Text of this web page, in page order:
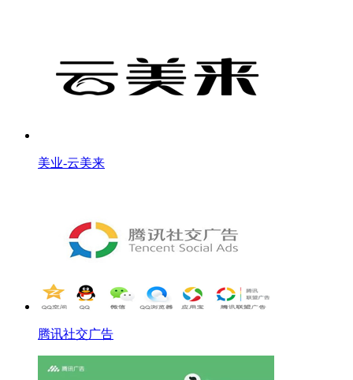
美业-云美来
腾讯社交广告